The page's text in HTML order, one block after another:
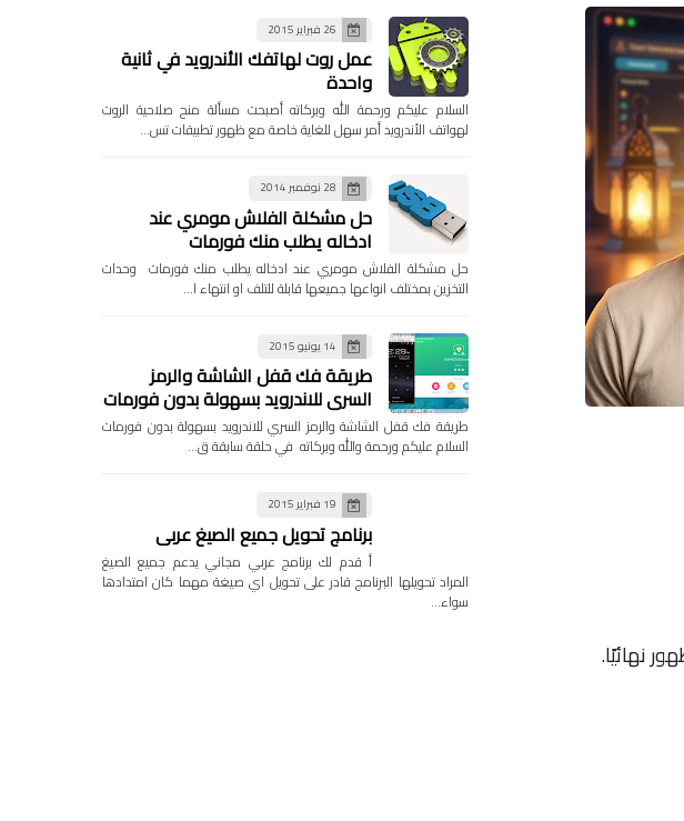
26 فبراير 2015
عمل روت لهاتفك الأندرويد في ثانية
واحدة
السلام عليكم ورحمة الله وبركاته أصبحت مسألة منح صلاحية الروت
لهواتف الأندرويد أمر سهل للغاية خاصة مع ظهور تطبيقات تس…
28 نوفمبر 2014
حل مشكلة الفلاش مومري عند
ادخاله يطلب منك فورمات
حل مشكلة الفلاش مومري عند ادخاله يطلب منك فورمات وحدات
التخزين بمختلف انواعها جميعها قابلة للتلف او انتهاء ا…
14 يونيو 2015
طريقة فك قفل الشاشة والرمز
السري للاندرويد بسهولة بدون فورمات
طريقة فك قفل الشاشة والرمز السري للاندرويد بسهولة بدون فورمات
السلام عليكم ورحمة والله وبركاته في حلقة سابقة ق…
19 فبراير 2015
برنامج تحويل جميع الصيغ عربي
أ قدم لك برنامج عربي مجاني يدعم جميع الصيغ
المراد تحويلها البرنامج قادر على تحويل اي صيغة مهما كان امتدادها
سواء…